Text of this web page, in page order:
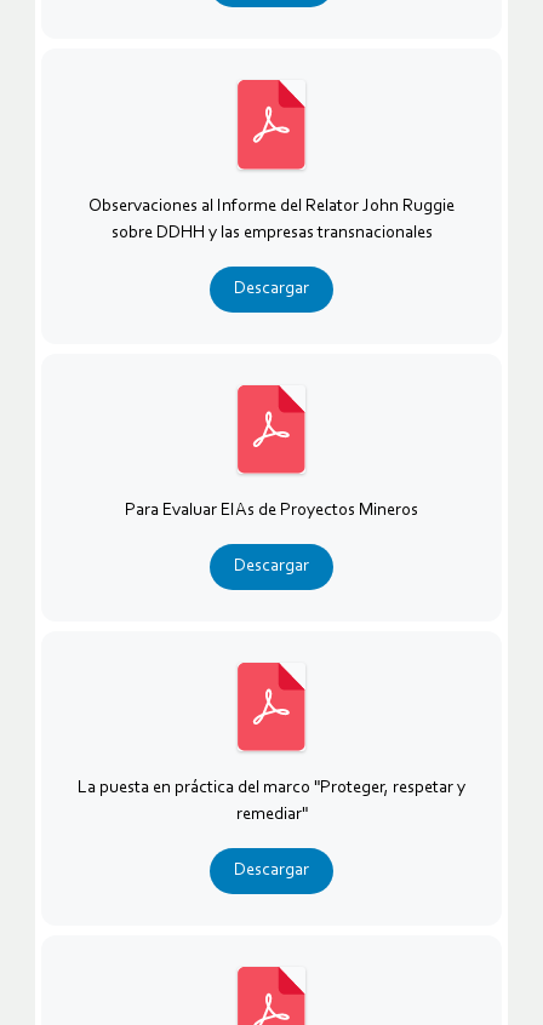
Observaciones al Informe del Relator John Ruggie
sobre DDHH y las empresas transnacionales
Descargar
Para Evaluar EIAs de Proyectos Mineros
Descargar
La puesta en práctica del marco "Proteger, respetar y
remediar"
Descargar